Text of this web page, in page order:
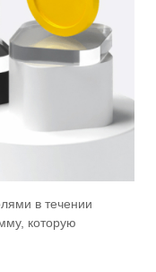
в течении
которую